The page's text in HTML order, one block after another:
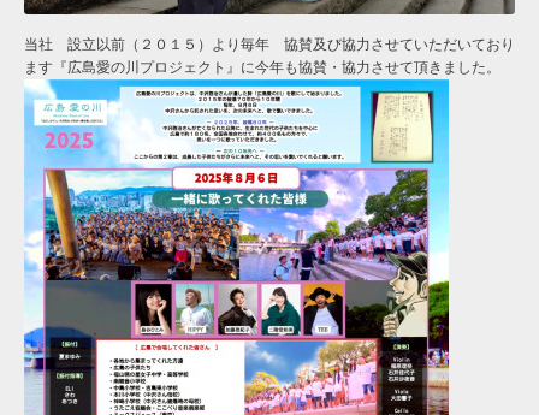
当社 設立以前（２０１５）より毎年 協賛及び協力させていただいており
ます『 広島愛の川プロジェクト 』に今年も協賛・協力させて頂きました。